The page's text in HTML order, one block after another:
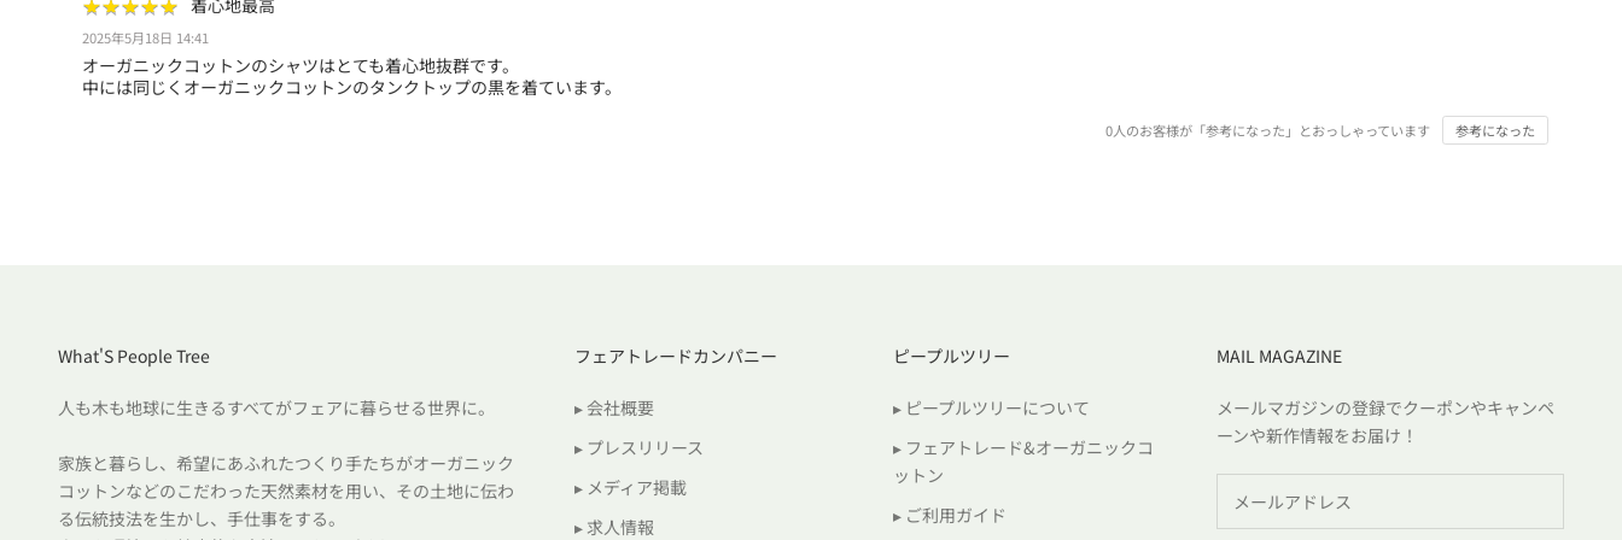
2025年5月18日 14:41
オーガニックコットンのシャツはとても着心地抜群です。
中には同じくオーガニックコットンのタンクトップの黒を着ています。
0人のお客様が「参考になった」とおっしゃっています 参考になった
What'S People Tree
人も木も地球に生きるすべてがフェアに暮らせる世界に。
家族と暮らし、希望にあふれたつくり手たちがオーガニック
コットンなどのこだわった天然素材を用い、その土地に伝わ
る伝統技法を生かし、手仕事をする。
フェアトレードカンパニー
▸ 会社概要
▸ プレスリリース
▸ メディア掲載
▸ 求人情報
ピープルツリー
▸ ピープルツリーについて
▸ フェアトレード&オーガニックコ
ットン
▸ ご利用ガイド
MAIL MAGAZINE
メールマガジンの登録でクーポンやキャンペ
ーンや新作情報をお届け！